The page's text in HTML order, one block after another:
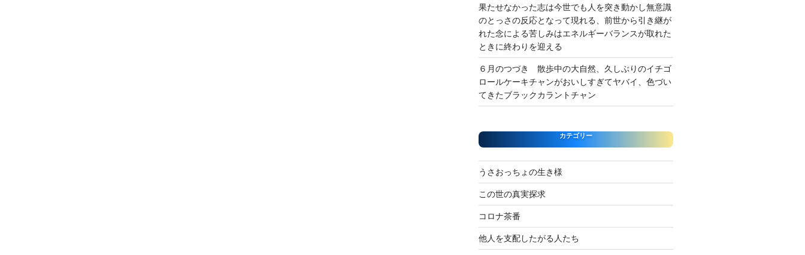
果たせなかった志は今世でも人を突き動かし無意識
のとっさの反応となって現れる、前世から引き継が
れた念による苦しみはエネルギーバランスが取れた
ときに終わりを迎える
６月のつづき 散歩中の大自然、久しぶりのイチゴ
ロールケーキチャンがおいしすぎてヤバイ、色づい
てきたブラックカラントチャン
カテゴリー
うさおっちょの生き様
この世の真実探求
コロナ茶番
他人を支配したがる人たち